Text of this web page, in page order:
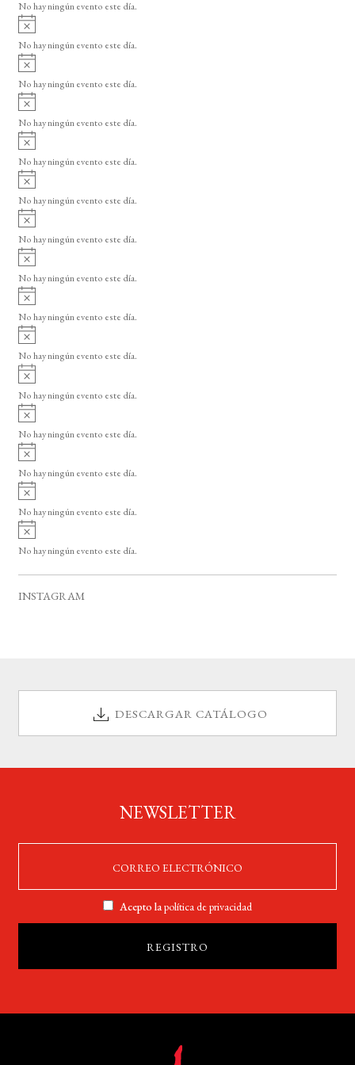
o
i
o
No hay ningún evento este día.
A
v
i
o
No hay ningún evento este día.
A
v
i
o
No hay ningún evento este día.
A
v
i
o
No hay ningún evento este día.
A
v
i
o
No hay ningún evento este día.
A
v
i
o
No hay ningún evento este día.
A
v
i
o
No hay ningún evento este día.
A
v
i
o
No hay ningún evento este día.
A
v
i
o
No hay ningún evento este día.
A
v
i
o
No hay ningún evento este día.
A
v
i
o
No hay ningún evento este día.
A
v
i
o
No hay ningún evento este día.
A
v
i
o
No hay ningún evento este día.
A
v
i
o
No hay ningún evento este día.
A
v
i
No hay ningún evento este día.
INSTAGRAM
DESCARGAR CATÁLOGO
NEWSLETTER
Acepto lapolítica de privacidad